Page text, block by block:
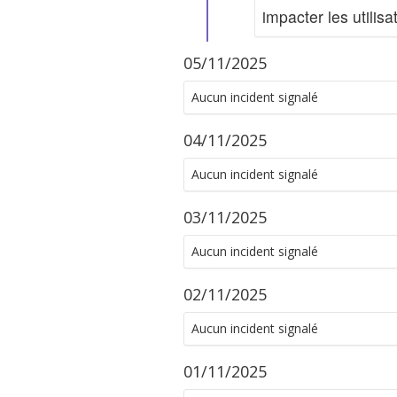
impacter les
05/11/2025
Aucun incident signalé
04/11/2025
Aucun incident signalé
03/11/2025
Aucun incident signalé
02/11/2025
Aucun incident signalé
01/11/2025